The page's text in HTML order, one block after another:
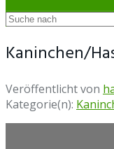
Kaninchen/
Veröffentlicht von
Kategorie(n):